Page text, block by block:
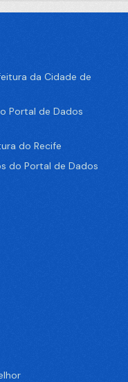
da Cidade de
Portal de Dados
do Recife
do Portal de Dados